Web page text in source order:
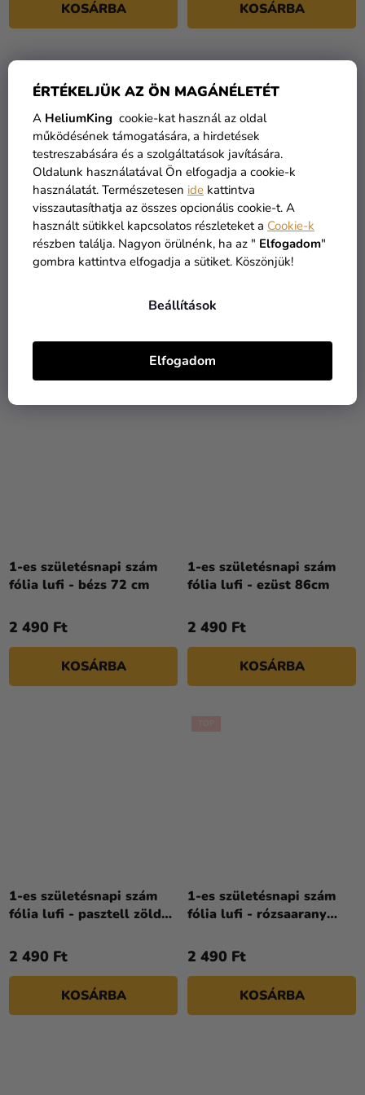
ÉRTÉKELJÜK AZ ÖN MAGÁNÉLETÉT
A HeliumKing cookie-kat használ az oldal
működésének támogatására, a hirdetések
testreszabására és a szolgáltatások javítására.
Oldalunk használatával Ön elfogadja a cookie-k
használatát. Természetesen ide kattintva
visszautasíthatja az összes opcionális cookie-t. A
használt sütikkel kapcsolatos részleteket a Cookie-k
részben találja. Nagyon örülnénk, ha az " Elfogadom"
gombra kattintva elfogadja a sütiket. Köszönjük!
Beállítások
Elfogadom
KOSÁRBA
csillag.
KOSÁRBA
1-es születésnapi szám
fólia lufi - arany 86cm
KOSÁRBA
1-es születésnapi szám
fólia lufi - babarózsaszín
2 490 Ft
KOSÁRBA
1-es születésnapi szám
fólia lufi - bézs 72 cm
2 490 Ft
KOSÁRBA
1-es születésnapi szám
fólia lufi - ezüst 86cm
2 490 Ft
KOSÁRBA
1-es születésnapi szám
fólia lufi - pasztell zöld
2 490 Ft
KOSÁRBA
1-es születésnapi szám
fólia lufi - rózsaarany
2 490 Ft
KOSÁRBA